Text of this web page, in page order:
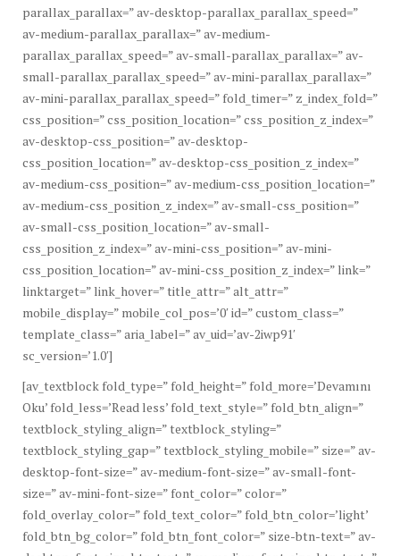
parallax_parallax=” av-desktop-parallax_parallax_speed=”
av-medium-parallax_parallax=” av-medium-
parallax_parallax_speed=” av-small-parallax_parallax=” av-
small-parallax_parallax_speed=” av-mini-parallax_parallax=”
av-mini-parallax_parallax_speed=” fold_timer=” z_index_fold=”
css_position=” css_position_location=” css_position_z_index=”
av-desktop-css_position=” av-desktop-
css_position_location=” av-desktop-css_position_z_index=”
av-medium-css_position=” av-medium-css_position_location=”
av-medium-css_position_z_index=” av-small-css_position=”
av-small-css_position_location=” av-small-
css_position_z_index=” av-mini-css_position=” av-mini-
css_position_location=” av-mini-css_position_z_index=” link=”
linktarget=” link_hover=” title_attr=” alt_attr=”
mobile_display=” mobile_col_pos=’0′ id=” custom_class=”
template_class=” aria_label=” av_uid=’av-2iwp91′
sc_version=’1.0′]
[av_textblock fold_type=” fold_height=” fold_more=’Devamını
Oku’ fold_less=’Read less’ fold_text_style=” fold_btn_align=”
textblock_styling_align=” textblock_styling=”
textblock_styling_gap=” textblock_styling_mobile=” size=” av-
desktop-font-size=” av-medium-font-size=” av-small-font-
size=” av-mini-font-size=” font_color=” color=”
fold_overlay_color=” fold_text_color=” fold_btn_color=’light’
fold_btn_bg_color=” fold_btn_font_color=” size-btn-text=” av-